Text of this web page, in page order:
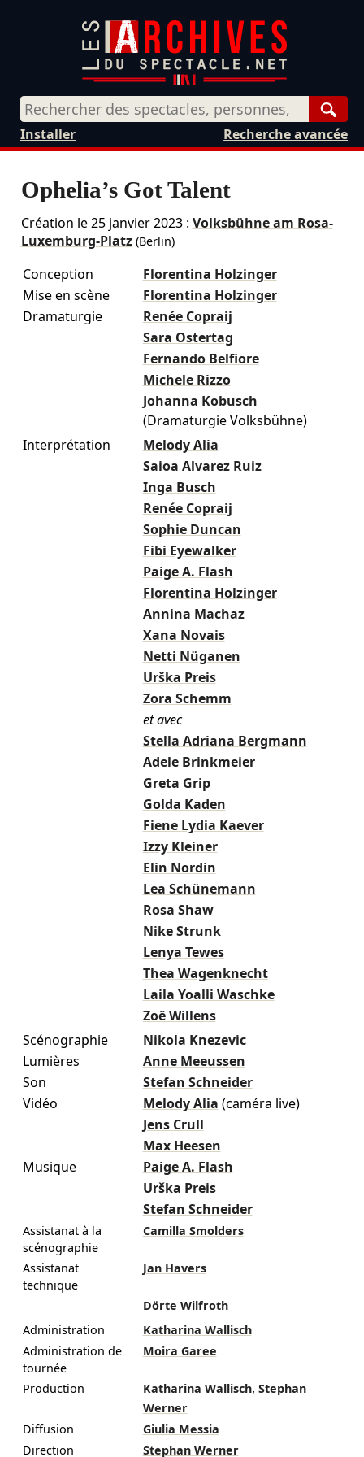
Recherche avancée
Installer
Ophelia’s Got Talent
Création le25 janvier 2023: Volksbühne am Rosa-
Luxemburg-Platz(Berlin)
Conception
Florentina Holzinger
Mise en scène
Florentina Holzinger
Dramaturgie
Renée Copraij
Sara Ostertag
Fernando Belfiore
Michele Rizzo
Johanna Kobusch
(Dramaturgie Volksbühne)
Interprétation
Melody Alia
Saioa Alvarez Ruiz
Inga Busch
Renée Copraij
Sophie Duncan
Fibi Eyewalker
Paige A. Flash
Florentina Holzinger
Annina Machaz
Xana Novais
Netti Nüganen
Urška Preis
Zora Schemm
et avec
Stella Adriana Bergmann
Adele Brinkmeier
Greta Grip
Golda Kaden
Fiene Lydia Kaever
Izzy Kleiner
Elin Nordin
Lea Schünemann
Rosa Shaw
Nike Strunk
Lenya Tewes
Thea Wagenknecht
Laila Yoalli Waschke
Zoë Willens
Scénographie
Nikola Knezevic
Lumières
Anne Meeussen
Son
Stefan Schneider
Vidéo
Melody Alia (caméra live)
Jens Crull
Max Heesen
Musique
Paige A. Flash
Urška Preis
Stefan Schneider
Assistanat à la
scénographie
Camilla Smolders
Assistanat
technique
Jan Havers
Dörte Wilfroth
Administration
Katharina Wallisch
Administration de
tournée
Moira Garee
Production Katharina Wallisch, Stephan
Werner
Diffusion
Giulia Messia
Direction
Stephan Werner